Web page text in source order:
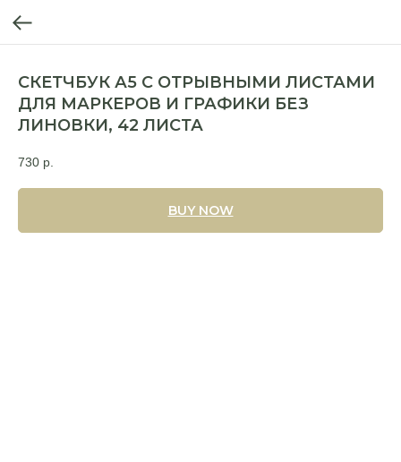
СКЕТЧБУК А5 С ОТРЫВНЫМИ ЛИСТАМИ
ДЛЯ МАРКЕРОВ И ГРАФИКИ БЕЗ
ЛИНОВКИ, 42 ЛИСТА
730 р.
BUY NOW